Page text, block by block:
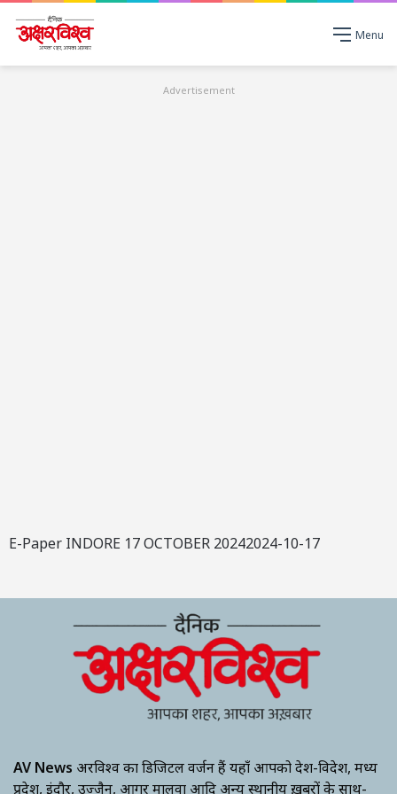
Menu
Advertisement
E-Paper INDORE 17 OCTOBER 20242024-10-17
AV News अक्षरविश्व का डिजिटल वर्जन हैं यहाँ आपको देश-विदेश, मध्य
प्रदेश, इंदौर, उज्जैन, आगर मालवा आदि अन्य स्थानीय ख़बरों के साथ-